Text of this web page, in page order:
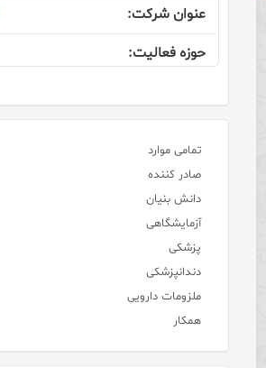
تمامی موارد
صادر کننده
دانش بنیان
آزمایشگاهی
پزشکی
دندانپزشکی
ملزومات دارویی
همکار